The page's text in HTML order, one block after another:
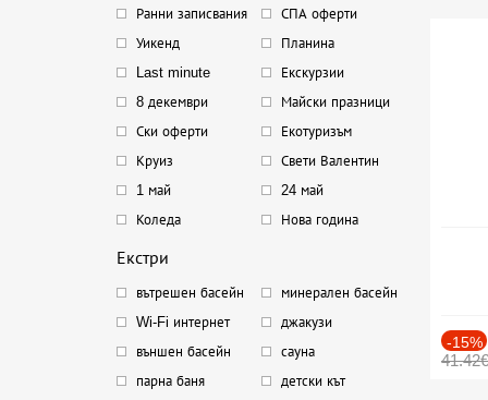
Ранни записвания
СПА оферти
Уикенд
Планина
Last minute
Екскурзии
8 декември
Майски празници
Ски оферти
Екотуризъм
Круиз
Свети Валентин
1 май
24 май
Коледа
Нова година
Екстри
вътрешен басейн
минерален басейн
Wi-Fi интернет
джакузи
външен басейн
сауна
парна баня
детски кът
-15%
41.42€